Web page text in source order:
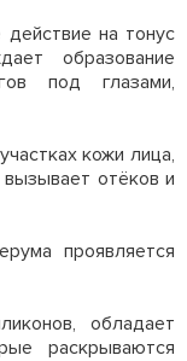
на тонус
образование
под глазами,
кожи лица,
отёков и
проявляется
обладает
раскрываются